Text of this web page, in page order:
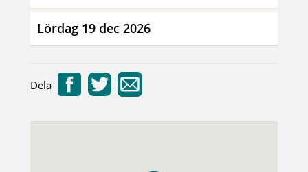
Lördag 19 dec 2026
Dela